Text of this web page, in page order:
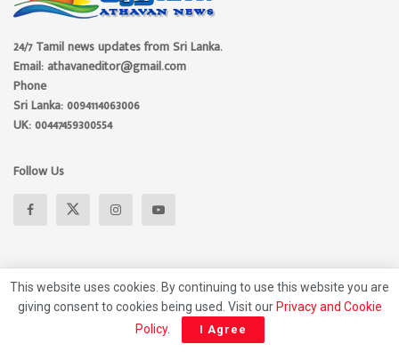
24/7 Tamil news updates from Sri Lanka.
Email: athavaneditor@gmail.com
Phone
Sri Lanka: 0094114063006
UK: 00447459300554
Follow Us
This website uses cookies. By continuing to use this website you are
giving consent to cookies being used. Visit our Privacy and Cookie
Policy. I Agree